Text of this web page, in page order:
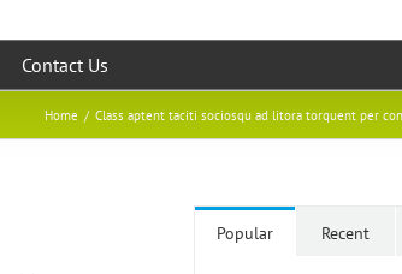
Contact Us
Home / Class aptent taciti sociosqu ad litora torquent per
Popular Recent